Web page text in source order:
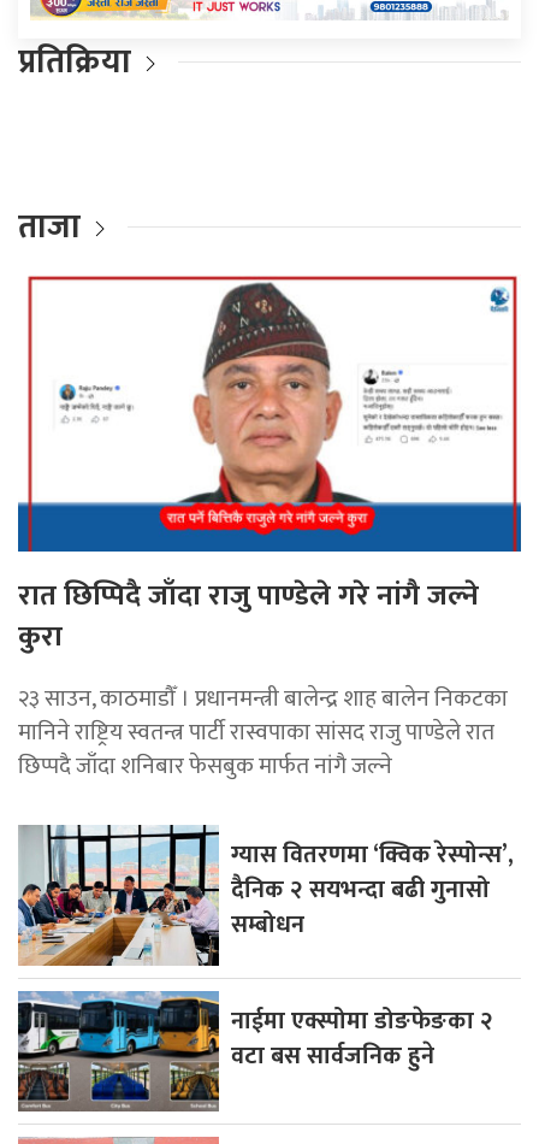
प्रतिक्रिया
ताजा
रात छिप्पिदै जाँदा राजु पाण्डेले गरे नांगै जल्ने
कुरा
२३ साउन, काठमाडौँ । प्रधानमन्त्री बालेन्द्र शाह बालेन निकटका
मानिने राष्ट्रिय स्वतन्त्र पार्टी रास्वपाका सांसद राजु पाण्डेले रात
छिप्पदै जाँदा शनिबार फेसबुक मार्फत नांगै जल्ने
ग्यास वितरणमा ‘क्विक रेस्पोन्स’,
दैनिक २ सयभन्दा बढी गुनासो
सम्बोधन
नाईमा एक्स्पोमा डोङफेङका २
वटा बस सार्वजनिक हुने